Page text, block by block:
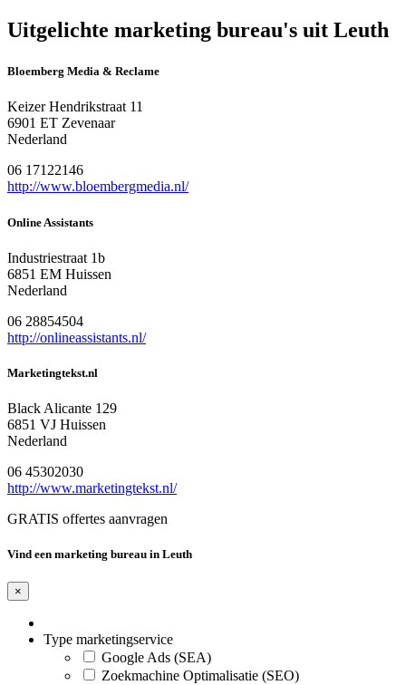
Uitgelichte marketing bureau's uit Leuth
Bloemberg Media & Reclame
Keizer Hendrikstraat 11
6901 ET Zevenaar
Nederland
06 17122146
http://www.bloembergmedia.nl/
Online Assistants
Industriestraat 1b
6851 EM Huissen
Nederland
06 28854504
http://onlineassistants.nl/
Marketingtekst.nl
Black Alicante 129
6851 VJ Huissen
Nederland
06 45302030
http://www.marketingtekst.nl/
GRATIS offertes aanvragen
Vind een marketing bureau in Leuth
×
Type marketingservice
Google Ads (SEA)
Zoekmachine Optimalisatie (SEO)